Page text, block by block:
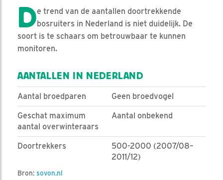
De trend van de aantallen doortrekkende
bosruiters in Nederland is niet duidelijk. De
soort is te schaars om betrouwbaar te kunnen
monitoren.
AANTALLEN IN NEDERLAND
Aantal broedparen Geen broedvogel
Geschat maximum
aantal overwinteraars
Aantal onbekend
Doortrekkers
500-2000 (2007/08–
2011/12)
Bron: sovon.nl